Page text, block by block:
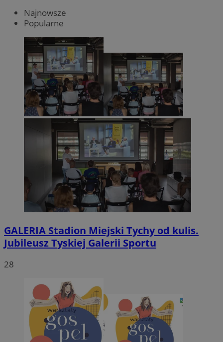
Najnowsze
Popularne
GALERIA Stadion Miejski Tychy od kulis.
Jubileusz Tyskiej Galerii Sportu
28